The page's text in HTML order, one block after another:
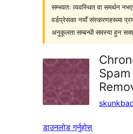
सम्भवतः व्यवस्थित वा समर्थन
वर्डप्रेसका नयाँ संस्करणहरूमा
अनुकूलता सम्बन्धी समस्या हुन
Spam
डाउनलोड गर्नुहोस्